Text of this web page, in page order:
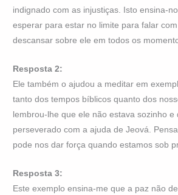
indignado com as injustiças. Isto ensina-
esperar para estar no limite para falar
descansar sobre ele em todos os
Resposta 2:
Ele também o ajudou a meditar em
tanto dos tempos bíblicos quanto dos
lembrou-lhe que ele não estava sozinho e
perseverado com a ajuda de Jeová.
pode nos dar força quando estamos sob
Resposta 3:
Este exemplo ensina-me que a paz não